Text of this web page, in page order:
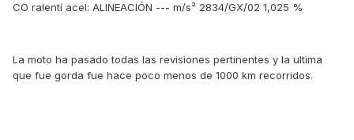
CO ralentí acel: ALINEACIÓN --- m/s² 2834/GX/02 1,025 %
La moto ha pasado todas las revisiones pertinentes y la ultima
que fue gorda fue hace poco menos de 1000 km recorridos.